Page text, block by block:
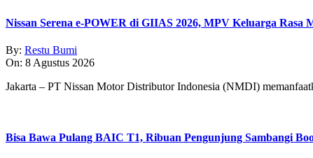
Nissan Serena e-POWER di GIIAS 2026, MPV Keluarga Rasa
By: Restu Bumi
On: 8 Agustus 2026
Jakarta – PT Nissan Motor Distributor Indonesia (NMDI)
Bisa Bawa Pulang BAIC T1, Ribuan Pengunjung Sambangi